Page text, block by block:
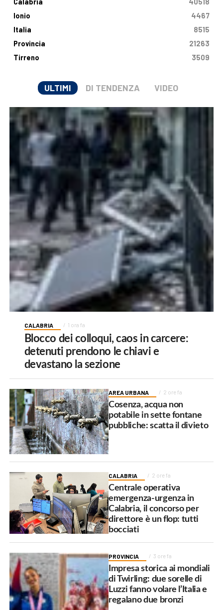
Calabria
40518
Ionio
4467
Italia
8515
Provincia
21263
Tirreno
3509
ULTIMI DI TENDENZA VIDEO
CALABRIA 1 ora fa
Blocco dei colloqui, caos in carcere:
detenuti prendono le chiavi e
devastano la sezione
AREA URBANA 2 ore fa
Cosenza, acqua non
potabile in sette fontane
pubbliche: scatta il divieto
CALABRIA 2 ore fa
Centrale operativa
emergenza-urgenza in
Calabria, il concorso per
direttore è un flop: tutti
bocciati
PROVINCIA 3 ore fa
Impresa storica ai mondiali
di Twirling: due sorelle di
Luzzi fanno volare l’Italia e
regalano due bronzi